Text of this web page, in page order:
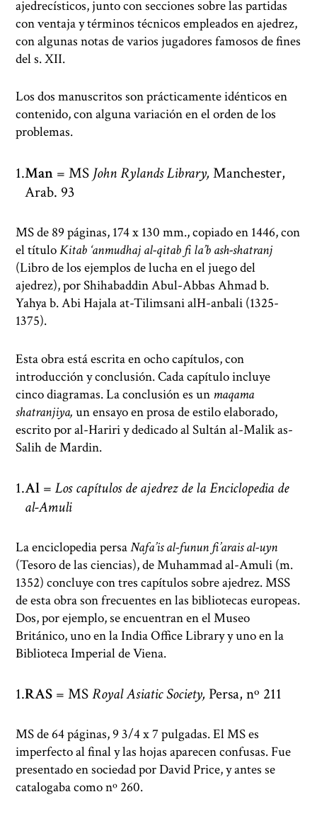
ajedrecísticos, junto con secciones sobre las partidas
con ventaja y términos técnicos empleados en ajedrez,
con algunas notas de varios jugadores famosos de fines
del s. XII.
Los dos manuscritos son prácticamente idénticos en
contenido, con alguna variación en el orden de los
problemas.
Man = MS John Rylands Library,Manchester,
Arab. 93
MS de 89 páginas, 174 x 130 mm., copiado en 1446, con
el títuloKitab ‘anmudhaj al-qitab fi la’b ash-shatranj
(Libro de los ejemplos de lucha en el juego del
ajedrez), por Shihabaddin Abul-Abbas Ahmad b.
Yahya b. Abi Hajala at-Tilimsani alH-anbali (1325-
1375).
Esta obra está escrita en ocho capítulos, con
introducción y conclusión. Cada capítulo incluye
cinco diagramas. La conclusión es un maqama
shatranjiya,un ensayo en prosa de estilo elaborado,
escrito por al-Hariri y dedicado al Sultán al-Malik as-
Salih de Mardin.
Al =Los capítulos de ajedrez de la Enciclopedia de
al-Amuli
La enciclopedia persaNafa’is al-funun fi’arais al-uyn
(Tesoro de las ciencias), de Muhammad al-Amuli (m.
1352) concluye con tres capítulos sobre ajedrez. MSS
de esta obra son frecuentes en las bibliotecas europeas.
Dos, por ejemplo, se encuentran en el Museo
Británico, uno en la India Office Library y uno en la
Biblioteca Imperial de Viena.
RAS = MSRoyal Asiatic Society, Persa, nº 211
MS de 64 páginas, 9 3/4 x 7 pulgadas. El MS es
imperfecto al final y las hojas aparecen confusas. Fue
presentado en sociedad por David Price, y antes se
catalogaba como nº 260.